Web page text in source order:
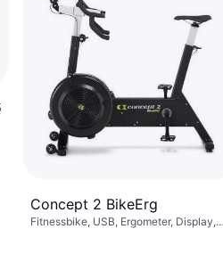
Concept 2 BikeErg
Fitnessbike, USB, Ergometer, Display,